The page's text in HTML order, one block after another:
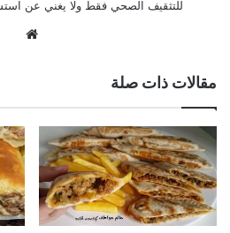
للتثقيف الصحي فقط ولا يغني عن
مقالات ذات صلة